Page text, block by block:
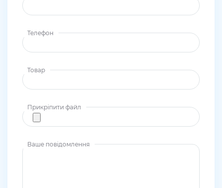
Телефон
Товар
Прикріпити файл
Ваше повідомлення